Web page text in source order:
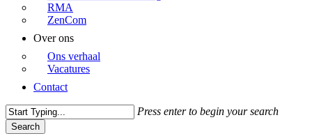
RMA
ZenCom
Over ons
Ons verhaal
Vacatures
Contact
Press enter to begin your search
Search